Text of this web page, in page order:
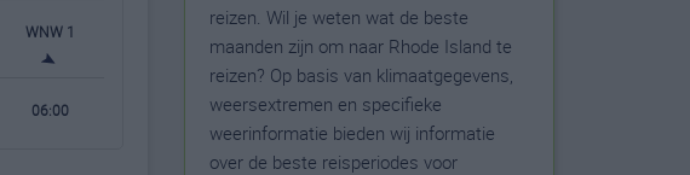
WNW 1
06:00
reizen. Wil je weten wat de beste
maanden zijn om naar Rhode Island te
reizen? Op basis van klimaatgegevens,
weersextremen en specifieke
weerinformatie bieden wij informatie
over de beste reisperiodes voor